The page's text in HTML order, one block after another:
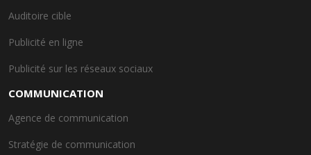
Auditoire cible
Publicité en ligne
Publicité sur les réseaux sociaux
COMMUNICATION
Agence de communication
Stratégie de communication